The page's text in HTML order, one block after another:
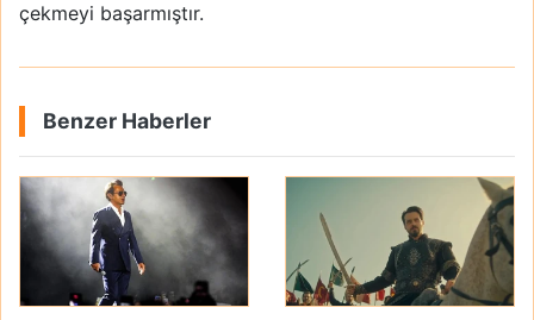
çekmeyi başarmıştır.
Benzer Haberler